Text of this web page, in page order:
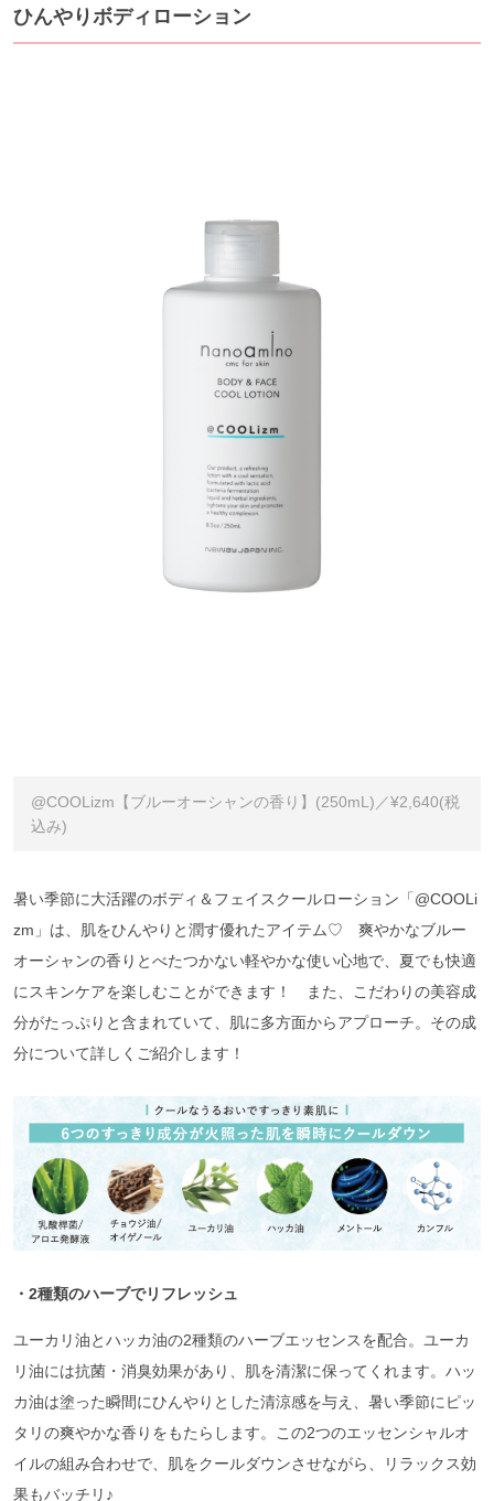
ひんやりボディローション
@COOLizm【ブルーオーシャンの香り】(250mL)／¥2,640(税
込み)
暑い季節に大活躍のボディ＆フェイスクールローション「@COOLi
zm」は、肌をひんやりと潤す優れたアイテム♡ 爽やかなブルー
オーシャンの香りとべたつかない軽やかな使い心地で、夏でも快適
にスキンケアを楽しむことができます！ また、こだわりの美容成
分がたっぷりと含まれていて、肌に多方面からアプローチ。その成
分について詳しくご紹介します！
・2種類のハーブでリフレッシュ
ユーカリ油とハッカ油の2種類のハーブエッセンスを配合。ユーカ
リ油には抗菌・消臭効果があり、肌を清潔に保ってくれます。ハッ
カ油は塗った瞬間にひんやりとした清涼感を与え、暑い季節にピッ
タリの爽やかな香りをもたらします。この2つのエッセンシャルオ
イルの組み合わせで、肌をクールダウンさせながら、リラックス効
果もバッチリ♪